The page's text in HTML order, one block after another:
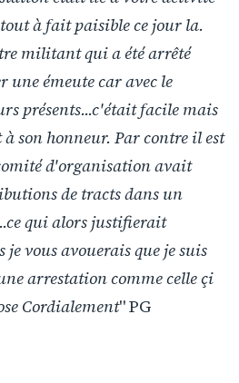
à fait paisible ce jour la.
militant qui a été arrêté
une émeute car avec le
présents...c'était facile mais
son honneur. Par contre il est
d'organisation avait
de tracts dans un
qui alors justifierait
vous avouerais que je suis
arrestation comme celle çi
Cordialement" PG